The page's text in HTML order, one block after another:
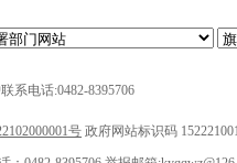
系电话:0482-8395706
号 政府网站标识码